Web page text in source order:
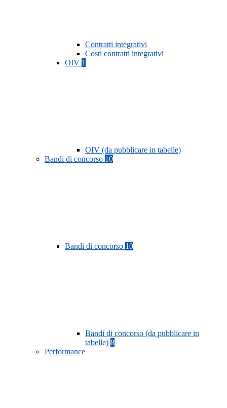
Contratti integrativi
Costi contratti integrativi
OIV 1
OIV (da pubblicare in tabelle)
Bandi di concorso 10
Bandi di concorso 10
Bandi di concorso (da pubblicare in
tabelle) 8
Performance